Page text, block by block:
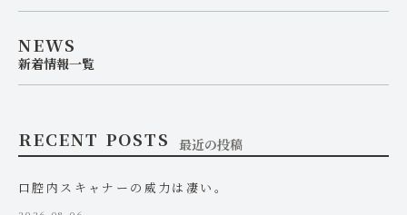
NEWS
新着情報一覧
RECENT POSTS 最近の投稿
口腔内スキャナーの威力は凄い。